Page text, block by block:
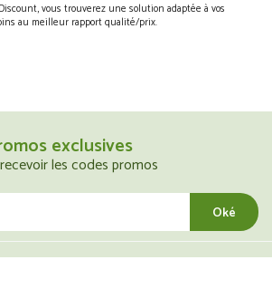
vous trouverez une solution adaptée à vos
au meilleur rapport qualité/prix.
exclusives
les codes promos